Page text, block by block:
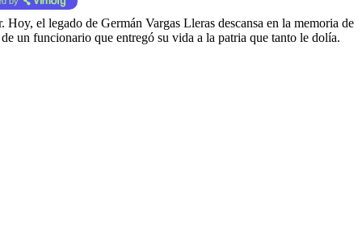
el legado de Germán Vargas Lleras descansa en la memoria de
un funcionario que entregó su vida a la patria que tanto le dolía.